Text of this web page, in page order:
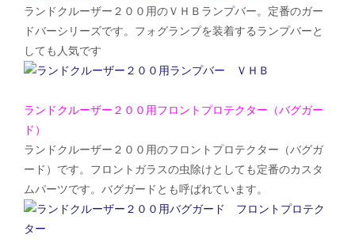
ランドクルーザー２００用のＶＨＢランプバー。定番のガー
ドバーシリーズです。フォグランプを装着するランプバーと
しても人気です
ランドクルーザー２００用フロントプロテクター（バグガー
ド）
ランドクルーザー２００用のフロントプロテクター（バグガ
ード）です。フロントガラスの虫除けとしても定番のカスタ
ムパーツです。バグガードとも呼ばれています。